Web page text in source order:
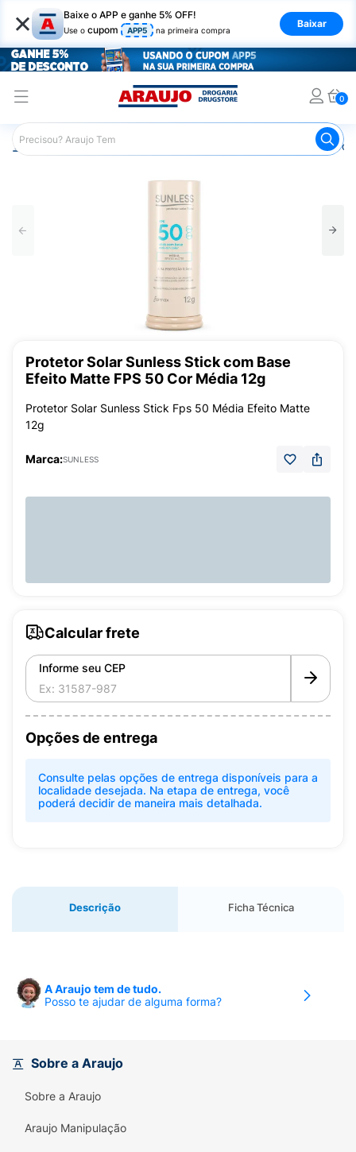
× Baixe o APP e ganhe 5% OFF!
Use o cupom APP5 na primeira compra
Baixar
0
Araujo Beleza e Cuidados
Protetor Solar Sunless Stick com Base
Efeito Matte FPS 50 Cor Média 12g
Protetor Solar Sunless Stick Fps 50 Média Efeito Matte
12g
Marca:SUNLESS
Calcular frete
Informe seu CEP
Opções de entrega
Consulte pelas opções de entrega disponíveis para a
localidade desejada. Na etapa de entrega, você
poderá decidir de maneira mais detalhada.
Descrição Ficha Técnica
A Araujo tem de tudo.
Posso te ajudar de alguma forma?
Sobre a Araujo
Sobre a Araujo
Araujo Manipulação